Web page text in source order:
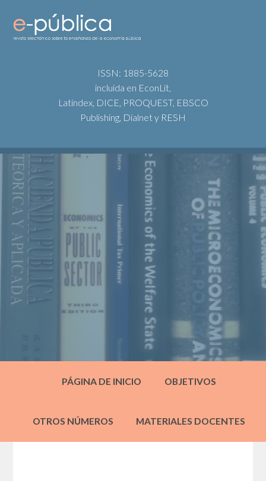
ISSN: 1885-5628
incluida en EconLit,
Latindex, DICE, PROQUEST, EBSCO
Publishing, Dialnet y RESH
PÁGINA DE INICIO OBJETIVOS
OTROS NÚMEROS MATERIALES DOCENTES